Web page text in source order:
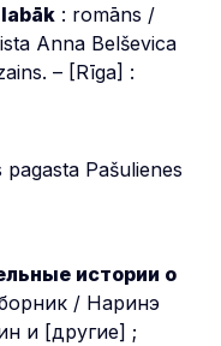
: romāns /
Anna Belševica
– [Rīga] :
Pašulienes
истории о
/ Наринэ
и [другие] ;